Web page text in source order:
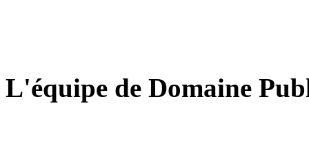
L'équipe de Domaine